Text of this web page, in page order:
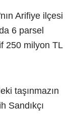
Arifiye ilçesi
6 parsel
250 milyon TL
taşınmazın
Sandıkçı